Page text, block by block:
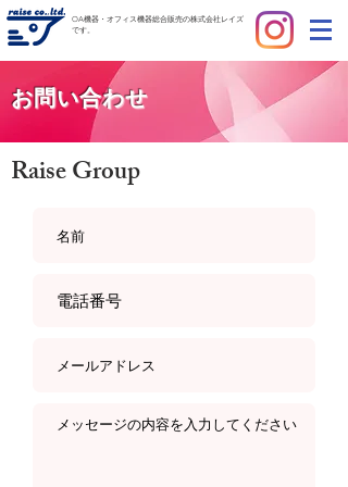
OA機器・オフィス機器総合販売の株式会社レイズ
です。
お問い合わせ
Raise Group